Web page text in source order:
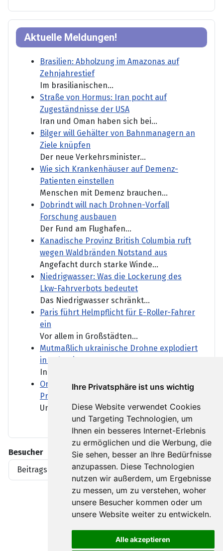
Ihre Privatsphäre ist uns wichtig
Diese Website verwendet Cookies
und Targeting Technologien, um
Ihnen ein besseres Internet-Erlebnis
zu ermöglichen und die Werbung, die
Sie sehen, besser an Ihre Bedürfnisse
anzupassen. Diese Technologien
nutzen wir außerdem, um Ergebnisse
zu messen, um zu verstehen, woher
unsere Besucher kommen oder um
unsere Website weiter zu entwickeln.
Alle akzeptieren
Aktuelle Meldungen!
Brasilien: Abholzung im Amazonas auf
Zehnjahrestief
Im brasilianischen...
Straße von Hormus: Iran pocht auf
Zugeständnisse der USA
Iran und Oman haben sich bei...
Bilger will Gehälter von Bahnmanagern an
Ziele knüpfen
Der neue Verkehrsminister...
Wie sich Krankenhäuser auf Demenz-
Patienten einstellen
Menschen mit Demenz brauchen...
Dobrindt will nach Drohnen-Vorfall
Forschung ausbauen
Der Fund am Flughafen...
Kanadische Provinz British Columbia ruft
wegen Waldbränden Notstand aus
Angefacht durch starke Winde...
Niedrigwasser: Was die Lockerung des
Lkw-Fahrverbots bedeutet
Das Niedrigwasser schränkt...
Paris führt Helmpflicht für E-Roller-Fahrer
ein
Vor allem in Großstädten...
Mutmaßlich ukrainische Drohne explodiert
in Bulgarien
In Bulgarien ist eine Drohne...
Orban-Kritiker Baka soll Ungarns neuer
Präsident werden
Ungarn bekommt einen neuen...
Besucher
Beitragsaufrufe
1919396